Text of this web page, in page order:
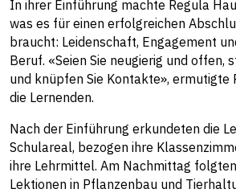
In ihrer Einführung machte Regula
was es für einen erfolgreichen
braucht: Leidenschaft, Engagement
Beruf. «Seien Sie neugierig und offen,
und knüpfen Sie Kontakte», ermutigte
die Lernenden.
Nach der Einführung erkundeten die
Schulareal, bezogen ihre
ihre Lehrmittel. Am Nachmittag
Lektionen in Pflanzenbau und